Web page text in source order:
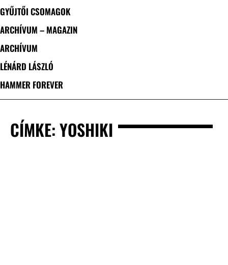
GYŰJTŐI CSOMAGOK
ARCHÍVUM – MAGAZIN
ARCHÍVUM
LÉNÁRD LÁSZLÓ
HAMMER FOREVER
CÍMKE: YOSHIKI